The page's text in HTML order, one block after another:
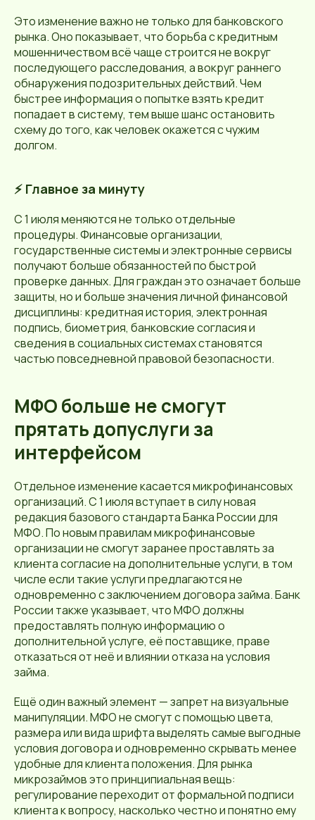
Это изменение важно не только для банковского
рынка. Оно показывает, что борьба с кредитным
мошенничеством всё чаще строится не вокруг
последующего расследования, а вокруг раннего
обнаружения подозрительных действий. Чем
быстрее информация о попытке взять кредит
попадает в систему, тем выше шанс остановить
схему до того, как человек окажется с чужим
долгом.
⚡ Главное за минуту
С 1 июля меняются не только отдельные
процедуры. Финансовые организации,
государственные системы и электронные сервисы
получают больше обязанностей по быстрой
проверке данных. Для граждан это означает больше
защиты, но и больше значения личной финансовой
дисциплины: кредитная история, электронная
подпись, биометрия, банковские согласия и
сведения в социальных системах становятся
частью повседневной правовой безопасности.
МФО больше не смогут
прятать допуслуги за
интерфейсом
Отдельное изменение касается микрофинансовых
организаций. С 1 июля вступает в силу новая
редакция базового стандарта Банка России для
МФО. По новым правилам микрофинансовые
организации не смогут заранее проставлять за
клиента согласие на дополнительные услуги, в том
числе если такие услуги предлагаются не
одновременно с заключением договора займа. Банк
России также указывает, что МФО должны
предоставлять полную информацию о
дополнительной услуге, её поставщике, праве
отказаться от неё и влиянии отказа на условия
займа.
Ещё один важный элемент — запрет на визуальные
манипуляции. МФО не смогут с помощью цвета,
размера или вида шрифта выделять самые выгодные
условия договора и одновременно скрывать менее
удобные для клиента положения. Для рынка
микрозаймов это принципиальная вещь:
регулирование переходит от формальной подписи
клиента к вопросу, насколько честно и понятно ему